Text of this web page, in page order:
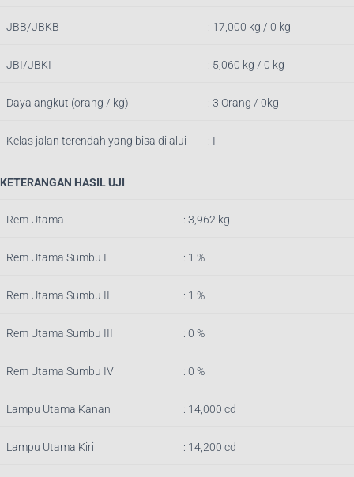
JBB/JBKB : 17,000 kg / 0 kg
JBI/JBKI : 5,060 kg / 0 kg
Daya angkut (orang / kg) : 3 Orang / 0kg
Kelas jalan terendah yang bisa dilalui : I
KETERANGAN HASIL UJI
Rem Utama : 3,962 kg
Rem Utama Sumbu I : 1 %
Rem Utama Sumbu II : 1 %
Rem Utama Sumbu III : 0 %
Rem Utama Sumbu IV : 0 %
Lampu Utama Kanan : 14,000 cd
Lampu Utama Kiri : 14,200 cd